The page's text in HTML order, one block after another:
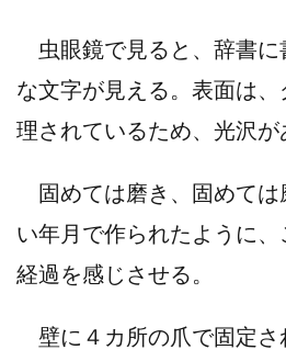
虫眼鏡で見ると、辞書に
な文字が見える。表面は
理されているため、光沢が
固めては磨き、固めては
い年月で作られたように
経過を感じさせる。
壁に４カ所の爪で固定さ